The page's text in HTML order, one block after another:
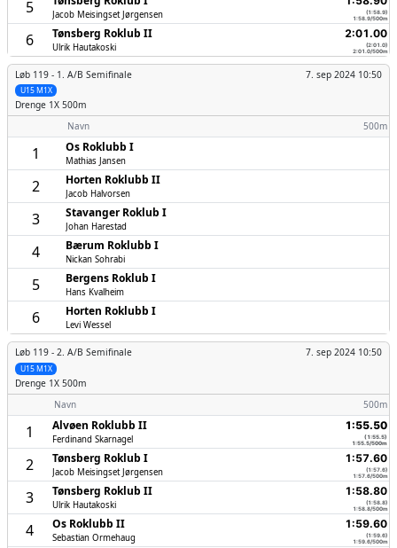
5 Jacob Meisingset Jørgensen
(1:58.9)
1:58.9/500m
6 Tønsberg Roklub II
Ulrik Hautakoski
2:01.00
(2:01.0)
2:01.0/500m
Løb 119 - 1. A/B Semifinale 7. sep 2024 10:50
U15 M1X
Drenge 1X 500m
Navn
500m
1 Os Roklubb I
Mathias Jansen
2 Horten Roklubb II
Jacob Halvorsen
3 Stavanger Roklub I
Johan Harestad
4 Bærum Roklubb I
Nickan Sohrabi
5 Bergens Roklub I
Hans Kvalheim
6 Horten Roklubb I
Levi Wessel
Løb 119 - 2. A/B Semifinale 7. sep 2024 10:50
U15 M1X
Drenge 1X 500m
Navn
500m
1 Alvøen Roklubb II
Ferdinand Skarnagel
1:55.50
(1:55.5)
1:55.5/500m
2 Tønsberg Roklub I
Jacob Meisingset Jørgensen
1:57.60
(1:57.6)
1:57.6/500m
3 Tønsberg Roklub II
Ulrik Hautakoski
1:58.80
(1:58.8)
1:58.8/500m
4 Os Roklubb II
Sebastian Ormehaug
1:59.60
(1:59.6)
1:59.6/500m